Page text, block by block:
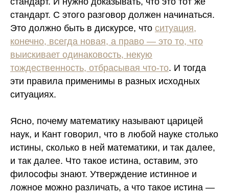
стандарт. С этого разговор должен начинаться.
Это должно быть в дискурсе, что ситуация,
конечно, всегда новая, а право — это то, что
выискивает одинаковость, некую
тождественность, отбрасывая что-то. И тогда
эти правила применимы в разных исходных
ситуациях.
Ясно, почему математику называют царицей
наук, и Кант говорил, что в любой науке столько
истины, сколько в ней математики, и так далее,
и так далее. Что такое истина, оставим, это
философы знают. Утверждение истинное и
ложное можно различать, а что такое истина —